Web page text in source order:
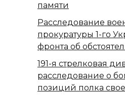
памяти
Расследование
прокуратуры 1-го
фронта об
191-я стрелковая
расследование о
позиций полка